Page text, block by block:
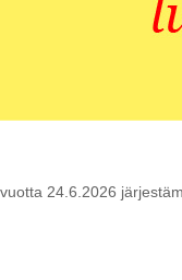
24.6.2026